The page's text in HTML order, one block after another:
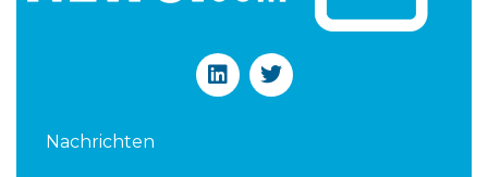
L
i
T
w
Nachrichten